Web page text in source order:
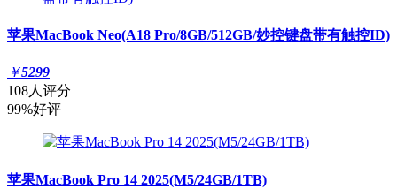
苹果MacBook Neo(A18 Pro/8GB/512GB/妙控键盘带有触控ID)
￥5299
108人评分
99%好评
苹果MacBook Pro 14 2025(M5/24GB/1TB)